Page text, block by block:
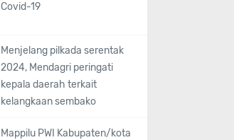
Covid-19
Menjelang pilkada serentak
2024, Mendagri peringati
kepala daerah terkait
kelangkaan sembako
Mappilu PWI Kabupaten/kota